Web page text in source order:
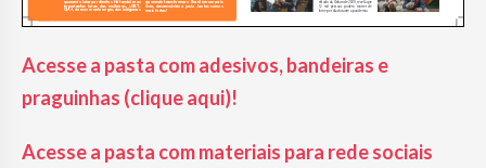
Acesse a pasta com adesivos, bandeiras e
praguinhas (clique aqui)!
Acesse a pasta com materiais para rede sociais